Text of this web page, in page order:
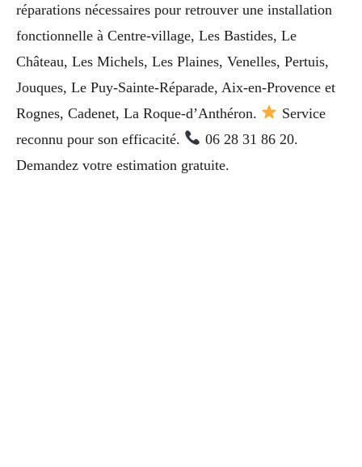
réparations nécessaires pour retrouver une installation
fonctionnelle à Centre-village, Les Bastides, Le
Château, Les Michels, Les Plaines, Venelles, Pertuis,
Jouques, Le Puy-Sainte-Réparade, Aix-en-Provence et
Rognes, Cadenet, La Roque-d’Anthéron.
Service
reconnu pour son efficacité.
06 28 31 86 20.
Demandez votre estimation gratuite.